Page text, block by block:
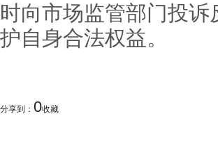
时向市场监管部门投
护自身合法权益。
分享到： 0收藏